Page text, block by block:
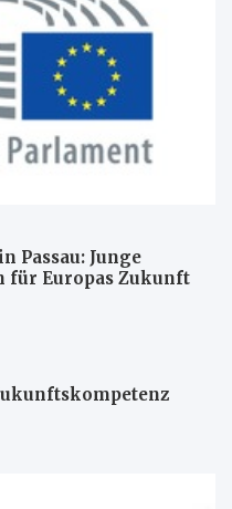
Passau: Junge
für Europas Zukunft